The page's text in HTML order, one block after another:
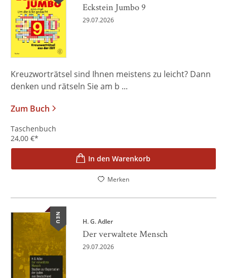
Eckstein Jumbo 9
29.07.2026
Kreuzworträtsel sind Ihnen meistens zu leicht? Dann
denken und rätseln Sie am b ...
Zum Buch
Taschenbuch
24,00 €*
In den Warenkorb
Merken
NEU H. G. Adler
Der verwaltete Mensch
29.07.2026